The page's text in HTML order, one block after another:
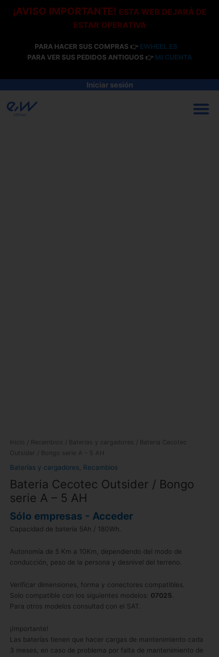
¡AVISO IMPORTANTE! ESTA WEB DEJARÁ DE
ESTAR OPERATIVA
PARA HACER SUS COMPRAS 👉 EWHEEL.ES
PARA VER SUS PEDIDOS ANTIGUOS 👉 MI CUENTA
Iniciar sesión
Inicio / Recambios / Baterías y cargadores / Bateria Cecotec
Outsider / Bongo serie A – 5 AH
Baterías y cargadores Recambios
Bateria Cecotec Outsider / Bongo
serie A – 5 AH
Sólo empresas - Acceder
Capacidad de batería 5Ah / 180Wh.
Autonomía de 5 Km a 10Km, dependiendo del modo de
conducción, peso de la persona y desnivel del terreno.
Verificar dimensiones, forma y conectores compatibles.
Solo compatible con los siguientes modelos: 07025
Para otros modelos consultad con el SAT.
¡Importante!
Las baterías tienen que hacer cargas de mantenimiento cada
3 meses, en caso de problema por falta de mantenimiento de